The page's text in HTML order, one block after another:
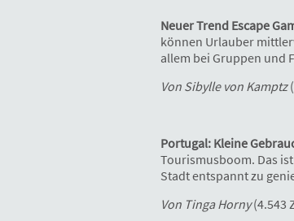
Neuer Trend Escape
können Urlauber
allem bei Gruppen und
Von Sibylle von Kamptz
Portugal: Kleine
Tourismusboom. Das
Stadt entspannt zu
Von Tinga Horny(4.543